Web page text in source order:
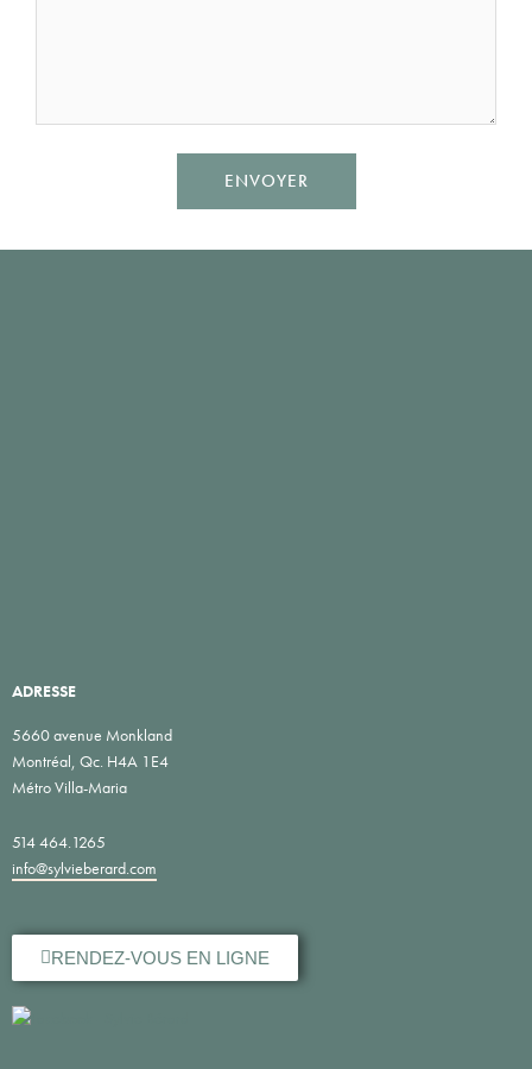
ADRESSE
5660 avenue Monkland
Montréal, Qc. H4A 1E4
Métro Villa-Maria
514 464.1265
info@sylvieberard.com
RENDEZ-VOUS EN LIGNE